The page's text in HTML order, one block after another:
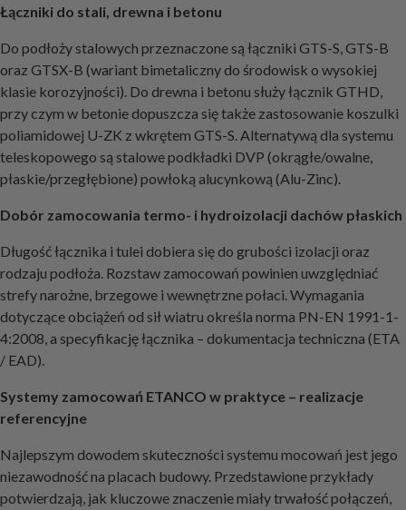
Łączniki do stali, drewna i betonu
Do podłoży stalowych przeznaczone są łączniki GTS-S, GTS-B
oraz GTSX-B (wariant bimetaliczny do środowisk o wysokiej
klasie korozyjności). Do drewna i betonu służy łącznik GTHD,
przy czym w betonie dopuszcza się także zastosowanie koszulki
poliamidowej U-ZK z wkrętem GTS-S. Alternatywą dla systemu
teleskopowego są stalowe podkładki DVP (okrągłe/owalne,
płaskie/przegłębione) powłoką alucynkową (Alu-Zinc).
Dobór zamocowania termo- i hydroizolacji dachów płaskich
Długość łącznika i tulei dobiera się do grubości izolacji oraz
rodzaju podłoża. Rozstaw zamocowań powinien uwzględniać
strefy narożne, brzegowe i wewnętrzne połaci. Wymagania
dotyczące obciążeń od sił wiatru określa norma PN-EN 1991-1-
4:2008, a specyfikację łącznika – dokumentacja techniczna (ETA
/ EAD).
Systemy zamocowań ETANCO w praktyce – realizacje
referencyjne
Najlepszym dowodem skuteczności systemu mocowań jest jego
niezawodność na placach budowy. Przedstawione przykłady
potwierdzają, jak kluczowe znaczenie miały trwałość połączeń,